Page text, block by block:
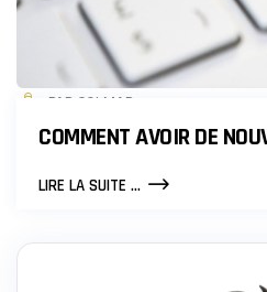
PAR COLMAR
COMMENT AVOIR DE
LIRE LA SUITE ...COMMENT
NOUVEAUX